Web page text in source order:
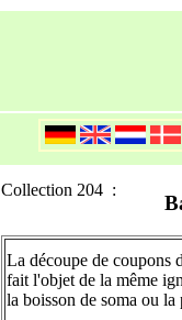
Collection 204 :
La découpe de coupons
fait l'objet de la même
la boisson de soma ou